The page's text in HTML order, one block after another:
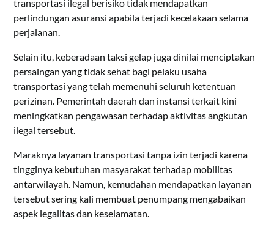
transportasi ilegal berisiko tidak mendapatkan
perlindungan asuransi apabila terjadi kecelakaan selama
perjalanan.
Selain itu, keberadaan taksi gelap juga dinilai menciptakan
persaingan yang tidak sehat bagi pelaku usaha
transportasi yang telah memenuhi seluruh ketentuan
perizinan. Pemerintah daerah dan instansi terkait kini
meningkatkan pengawasan terhadap aktivitas angkutan
ilegal tersebut.
Maraknya layanan transportasi tanpa izin terjadi karena
tingginya kebutuhan masyarakat terhadap mobilitas
antarwilayah. Namun, kemudahan mendapatkan layanan
tersebut sering kali membuat penumpang mengabaikan
aspek legalitas dan keselamatan.